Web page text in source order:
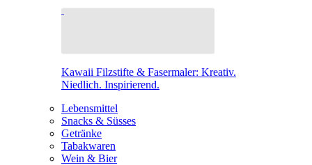
Kawaii Filzstifte & Fasermaler: Kreativ.
Niedlich. Inspirierend.
Lebensmittel
Snacks & Süsses
Getränke
Tabakwaren
Wein & Bier